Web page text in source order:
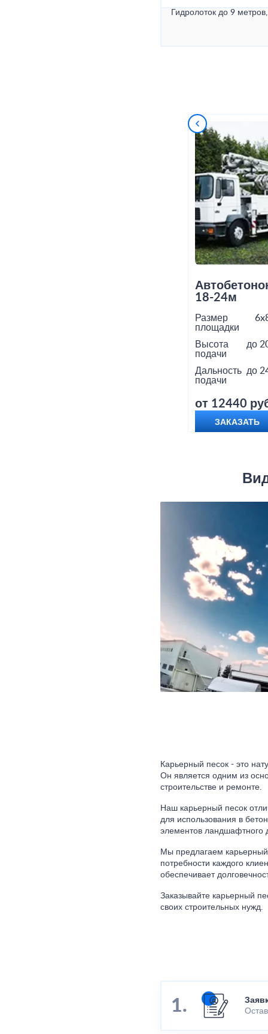
Гидролоток до 9
18-24м
Размер
площадки
Высота
подачи
до
Дальность
подачи
до
от 12440
ЗАКАЗАТЬ
Карьерный песок - это
Он является одним из
строительстве и ремонте.
Наш карьерный песок
для использования в
элементов ландшафтного
Мы предлагаем карьерный
потребности каждого
обеспечивает
Заказывайте карьерный
своих строительных нужд.